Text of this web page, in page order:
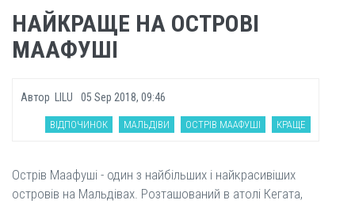
НАЙКРАЩЕ НА ОСТРОВІ
МААФУШІ
Автор LILU 05 Sep 2018, 09:46
ВІДПОЧИНОК МАЛЬДІВИ ОСТРІВ МААФУШІ КРАЩЕ
Острів Маафуші - один з найбільших і найкрасивіших
островів на Мальдівах. Розташований в атолі Кегата,